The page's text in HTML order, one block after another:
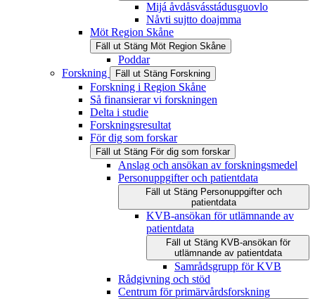
Mijá åvdåsvásstádusguovlo
Nåvti sujtto doajmma
Möt Region Skåne
Fäll ut Stäng Möt Region Skåne
Poddar
Forskning
Fäll ut Stäng Forskning
Forskning i Region Skåne
Så finansierar vi forskningen
Delta i studie
Forskningsresultat
För dig som forskar
Fäll ut Stäng För dig som forskar
Anslag och ansökan av forskningsmedel
Personuppgifter och patientdata
Fäll ut Stäng Personuppgifter och
patientdata
KVB-ansökan för utlämnande av
patientdata
Fäll ut Stäng KVB-ansökan för
utlämnande av patientdata
Samrådsgrupp för KVB
Rådgivning och stöd
Centrum för primärvårdsforskning